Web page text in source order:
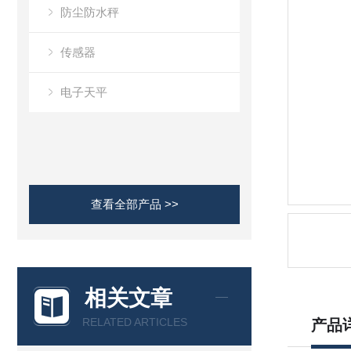
防尘防水秤
传感器
电子天平
查看全部产品 >>
相关文章
RELATED ARTICLES 产品